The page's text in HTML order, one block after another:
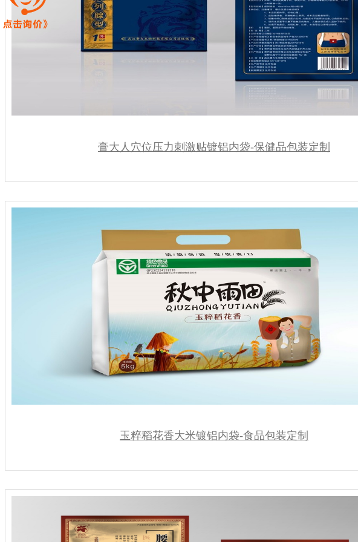
膏大人穴位压力刺激贴镀铝内袋-保健品包装定制
玉粹稻花香大米镀铝内袋-食品包装定制